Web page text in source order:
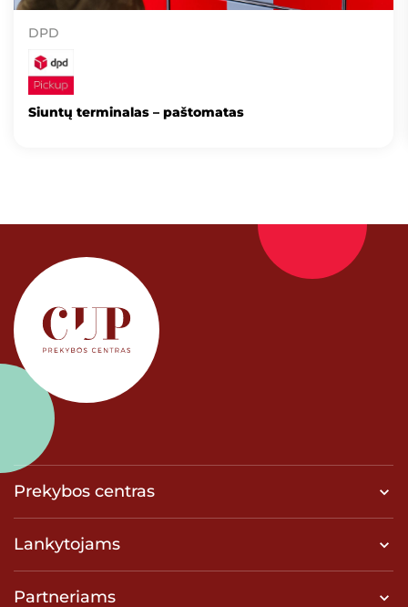
DPD
Siuntų terminalas – paštomatas
Prekybos centras
Lankytojams
Partneriams